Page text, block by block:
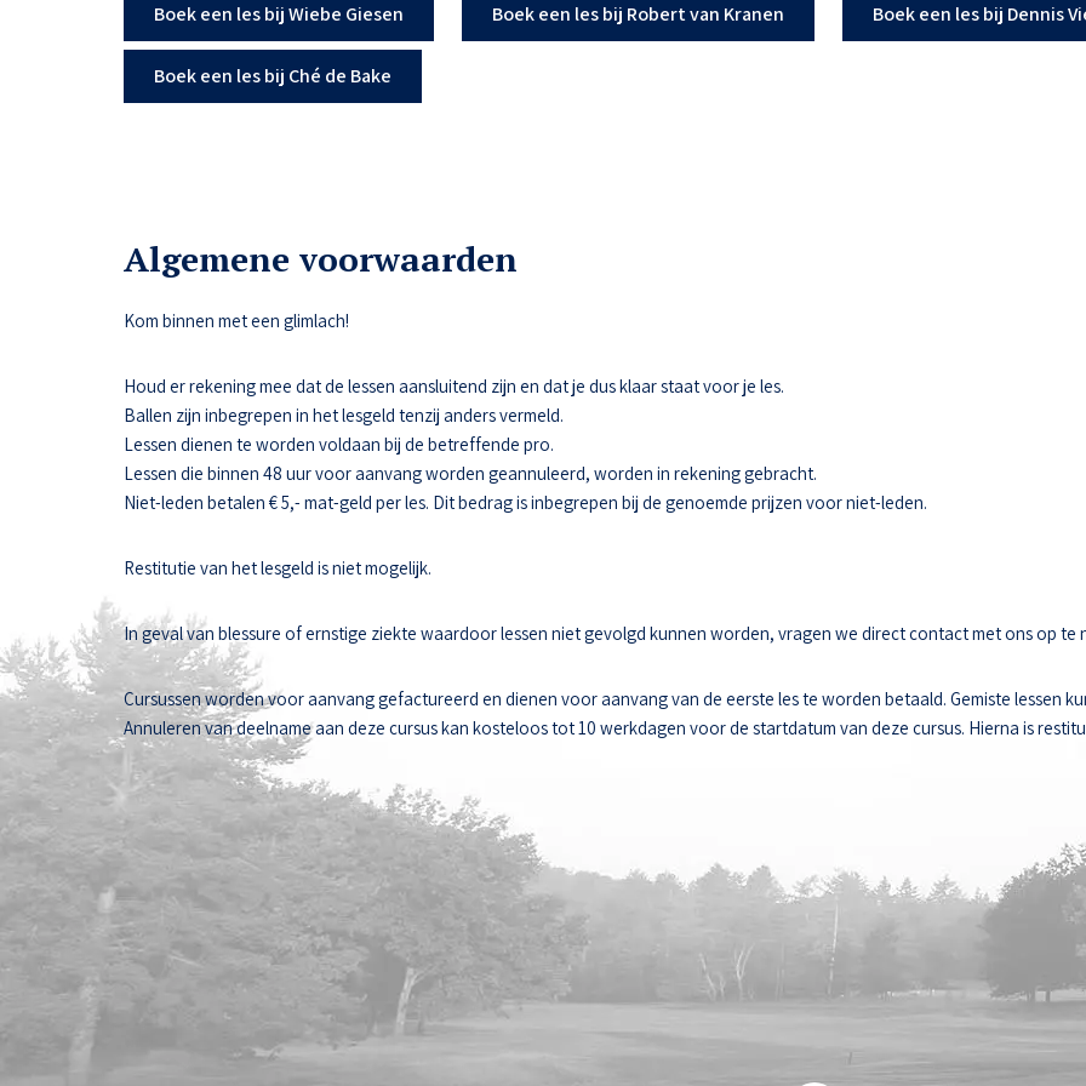
Boek een les bij Wiebe Giesen Boek een les bij Robert van Kranen Boek een les bij Dennis
Boek een les bij Ché de Bake
Algemene voorwaarden
Kom binnen met een glimlach!
Houd er rekening mee dat de lessen aansluitend zijn en dat je dus klaar staat voor je les.
Ballen zijn inbegrepen in het lesgeld tenzij anders vermeld.
Lessen dienen te worden voldaan bij de betreffende pro.
Lessen die binnen 48 uur voor aanvang worden geannuleerd, worden in rekening gebracht.
Niet-leden betalen € 5,- mat-geld per les. Dit bedrag is inbegrepen bij de genoemde prijzen voor niet-leden.
Restitutie van het lesgeld is niet mogelijk.
In geval van blessure of ernstige ziekte waardoor lessen niet gevolgd kunnen worden, vragen we direct contact met ons op te
Cursussen worden voor aanvang gefactureerd en dienen voor aanvang van de eerste les te worden betaald. Gemiste lessen
Annuleren van deelname aan deze cursus kan kosteloos tot 10 werkdagen voor de startdatum van deze cursus. Hierna is